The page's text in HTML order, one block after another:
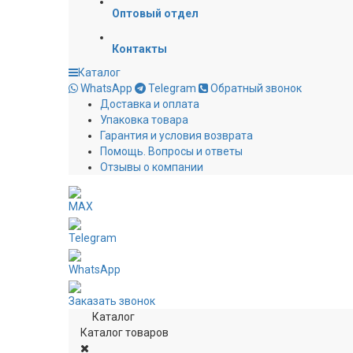
Оптовый отдел
Контакты
Каталог
WhatsApp
Telegram
Обратный звонок
Доставка и оплата
Упаковка товара
Гарантия и условия возврата
Помощь. Вопросы и ответы
Отзывы о компании
MAX
Telegram
WhatsApp
Заказать звонок
Каталог
Каталог товаров